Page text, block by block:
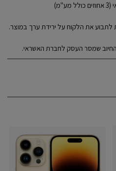
שמסר העסק לחברת האשראי.